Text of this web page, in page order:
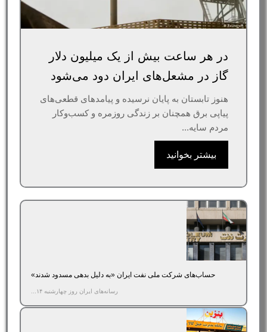
در هر ساعت بیش از یک میلیون دلار
گاز در مشعل‌های ایران دود می‌شود
هنوز تابستان به پایان نرسیده و پیامدهای قطعی‌های
پیاپی برق همچنان بر زندگی روزمره و کسب‌وکار
مردم سایه...
بیشتر بخوانید
حساب‌های شرکت ملی نفت ایران «به‌ دلیل بدهی مسدود شدند»
رسانه‌های ایران روز چهارشنبه ۱۴...